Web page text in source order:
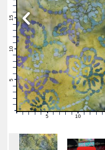
0
4
5
7
8
9
10
11
12
13
14
15
16
17
0 1 2 3 4 5 6 7 8910 11121314